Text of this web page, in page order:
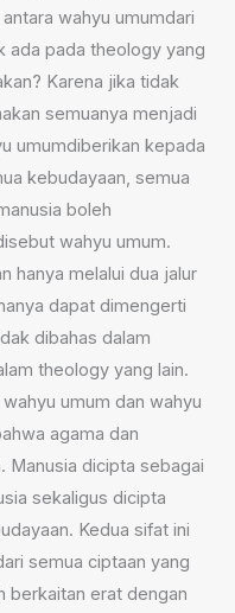
wahyu umumdari
ada pada theology yang
Karena jika tidak
semuanya menjadi
umumdiberikan kepada
kebudayaan, semua
boleh
wahyu umum.
hanya melalui dua jalur
dapat dimengerti
dibahas dalam
theology yang lain.
umum dan wahyu
agama dan
Manusia dicipta sebagai
sekaligus dicipta
Kedua sifat ini
semua ciptaan yang
berkaitan erat dengan